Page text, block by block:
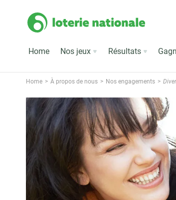
Home Nos jeux Résultats
Home À propos de nous Nos engagements